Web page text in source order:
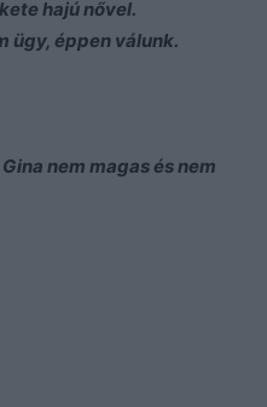
hajú nővel.
ügy, éppen válunk.
nem magas és nem